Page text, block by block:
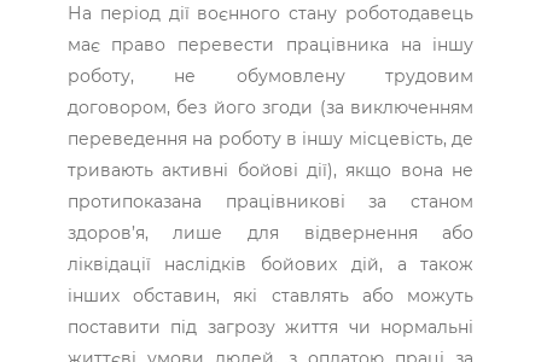
На період дії воєнного стану роботодавець
має право перевести працівника на іншу
роботу, не обумовлену трудовим
договором, без його згоди (за виключенням
переведення на роботу в іншу місцевість, де
тривають активні бойові дії), якщо вона не
протипоказана працівникові за станом
здоров’я, лише для відвернення або
ліквідації наслідків бойових дій, а також
інших обставин, які ставлять або можуть
поставити під загрозу життя чи нормальні